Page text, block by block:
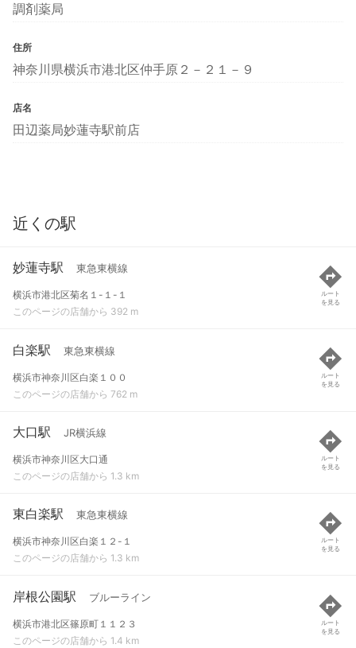
調剤薬局
住所
神奈川県横浜市港北区仲手原２－２１－９
店名
田辺薬局妙蓮寺駅前店
近くの駅
妙蓮寺駅 東急東横線
横浜市港北区菊名１-１-１
このページの店舗から 392 m
ルート
を見る
白楽駅 東急東横線
横浜市神奈川区白楽１００
このページの店舗から 762 m
ルート
を見る
大口駅 JR横浜線
横浜市神奈川区大口通
このページの店舗から 1.3 km
ルート
を見る
東白楽駅 東急東横線
横浜市神奈川区白楽１２-１
このページの店舗から 1.3 km
ルート
を見る
岸根公園駅 ブルーライン
横浜市港北区篠原町１１２３
このページの店舗から 1.4 km
ルート
を見る